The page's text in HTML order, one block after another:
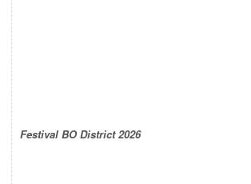
Festival BO District 2026